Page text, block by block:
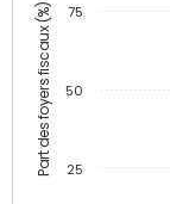
Part des foyers fiscaux (%) 25
50
75